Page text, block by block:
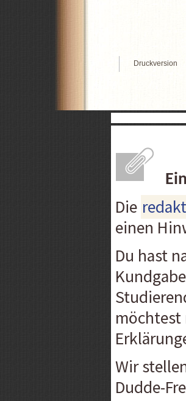
Druckversion
Die
einen
Du hast
möchtest
Wir
Dudde-